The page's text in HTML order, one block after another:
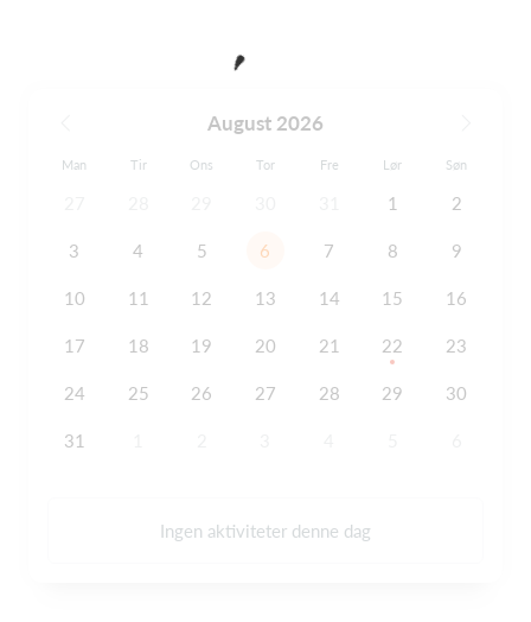
August 2026
Man Tir Ons Tor Fre Lør Søn
1 2
3 4 5 6 7 8 9
10 11 12 13 14 15 16
17 18 19 20 21 22 23
24 25 26 27 28 29 30
31
Ingen aktiviteter denne dag